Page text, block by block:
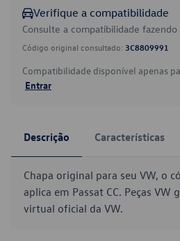
Verifique a compatibilidade
Consulte a compatibilidade
Código original consultado: 3C8809991
Compatibilidade disponível apenas
Entrar
Descrição Características
Chapa original para seu VW, o
aplica em Passat CC. Peças VW
virtual oficial da VW.